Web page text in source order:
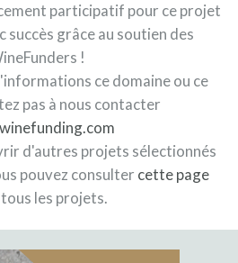
participatif pour ce projet
succès grâce au soutien des
!
ce domaine ou ce
pas à nous contacter
d'autres projets sélectionnés
pouvez consulter cette page
les projets.